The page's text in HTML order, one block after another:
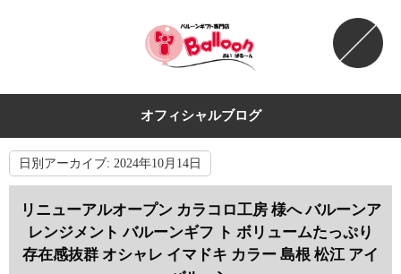
オフィシャルブログ
日別アーカイブ: 2024年10月14日
リニューアルオープン カラコロ工房 様へ バルーンア
レンジメント バルーンギフ ト ボリュームたっぷり
存在感抜群 オシャレ イマドキ カラー 島根 松江 アイ